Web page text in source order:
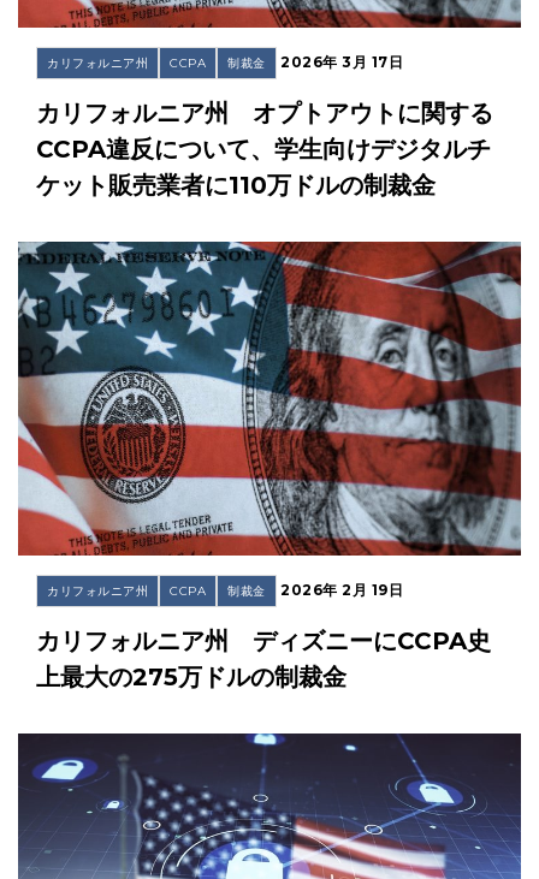
カリフォルニア州 CCPA 制裁金 2026年 3月 17日
カリフォルニア州 オプトアウトに関する
CCPA違反について、学生向けデジタルチ
ケット販売業者に110万ドルの制裁金
カリフォルニア州 CCPA 制裁金 2026年 2月 19日
カリフォルニア州 ディズニーにCCPA史
上最大の275万ドルの制裁金